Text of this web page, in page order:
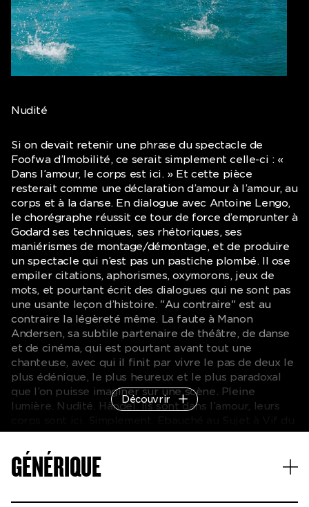
Nudité
Si on devait retenir une phrase du spectacle de
Foofwa d’Imobilité, ce serait simplement celle-ci : «
Dans l’amour, le corps est ici. » Et cette pièce
resterait comme une déclaration d’amour à l’amour, au
corps et à la danse. En dialogue avec Antoine Lengo,
le chorégraphe réussit ce tour de force d’emprunter à
Godard ses techniques, ses rhétoriques, ses
maniérismes de montage/démontage, et de produire
un spectacle qui n’est pas un pastiche plombé. Il ose
empiler citations, aphorismes, oxymorons, jeux de
mots, et pourtant écrit des dialogues qui ne sont pas
une usante leçon d’histoire. "Au contraire" est au
contraire la légèreté même. La faute à Manon
Andersen, sa subtile partenaire de théâtre, de danse
et de cinéma, qui est pourtant avant tout une
chanteuse, avec qui il finit par vivre le pas de deux le
plus édénique, le plus heureux et le plus paradoxal
que l’on puisse imaginer sur une scène. Pleine
lumière. Nudité. Händel. Ils sont dans l’amour, leurs
Festival d’Avignon en 2010 puis peaufiné au
GRÜ/transthéâtre à Genève, ce long-métrage
scénique ne parle pas seulement d’amour et de
Godard. Il parle aussi de politique, d’argent, d’art, de
Découvrir
GÉNÉRIQUE